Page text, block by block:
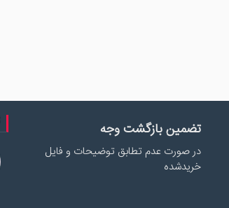
تضمین بازگشت وجه
در صورت عدم تطابق توضیحات و فایل
خریدشده